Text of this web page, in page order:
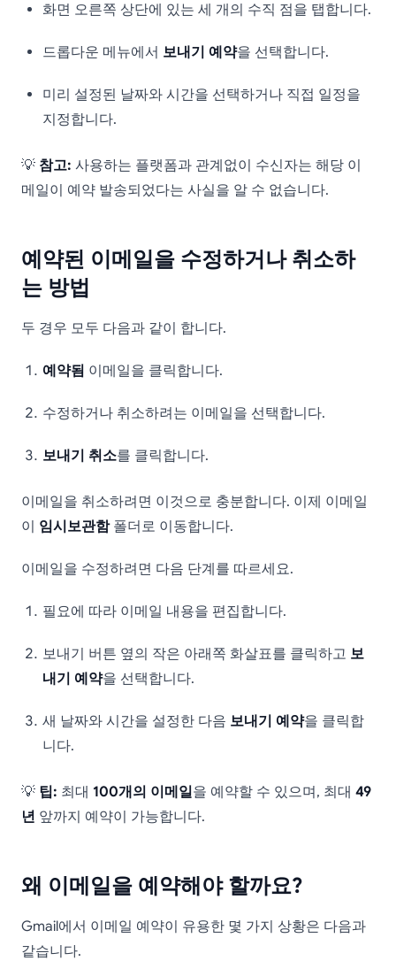
화면 오른쪽 상단에 있는 세 개의 수직 점을 탭합니다.
드롭다운 메뉴에서 보내기 예약을 선택합니다.
미리 설정된 날짜와 시간을 선택하거나 직접 일정을
지정합니다.
💡 참고: 사용하는 플랫폼과 관계없이 수신자는 해당 이
메일이 예약 발송되었다는 사실을 알 수 없습니다.
예약된 이메일을 수정하거나 취소하
는 방법
두 경우 모두 다음과 같이 합니다.
예약됨 이메일을 클릭합니다.
수정하거나 취소하려는 이메일을 선택합니다.
보내기 취소를 클릭합니다.
이메일을 취소하려면 이것으로 충분합니다. 이제 이메일
이 임시보관함폴더로 이동합니다.
이메일을 수정하려면 다음 단계를 따르세요.
필요에 따라 이메일 내용을 편집합니다.
보내기 버튼 옆의 작은 아래쪽 화살표를 클릭하고 보
내기 예약을 선택합니다.
새 날짜와 시간을 설정한 다음 보내기 예약을 클릭합
니다.
💡 팁: 최대 100개의 이메일을 예약할 수 있으며, 최대 49
년 앞까지 예약이 가능합니다.
왜 이메일을 예약해야 할까요?
Gmail에서 이메일 예약이 유용한 몇 가지 상황은 다음과
같습니다.